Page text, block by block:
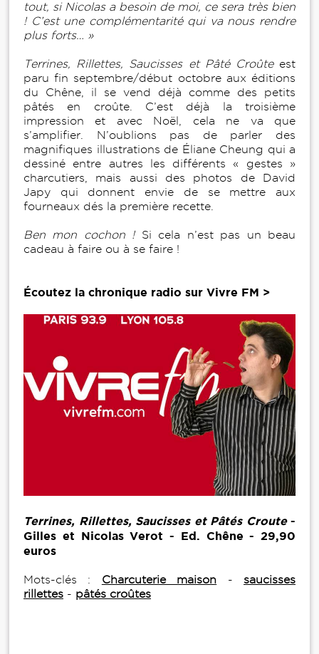
tout, si Nicolas a besoin de moi, ce sera très bien
! C’est une complémentarité qui va nous rendre
plus forts… »
Terrines, Rillettes, Saucisses et Pâté Croûte est
paru fin septembre/début octobre aux éditions
du Chêne, il se vend déjà comme des petits
pâtés en croûte. C’est déjà la troisième
impression et avec Noël, cela ne va que
s’amplifier. N’oublions pas de parler des
magnifiques illustrations de Éliane Cheung qui a
dessiné entre autres les différents « gestes »
charcutiers, mais aussi des photos de David
Japy qui donnent envie de se mettre aux
fourneaux dés la première recette.
Ben mon cochon ! Si cela n’est pas un beau
cadeau à faire ou à se faire !
Écoutez la chronique radio sur Vivre FM >
Terrines, Rillettes, Saucisses et Pâtés Croute-
Gilles et Nicolas Verot - Ed. Chêne - 29,90
euros
Mots-clés : Charcuterie maison -saucisses
rillettes - pâtés croûtes